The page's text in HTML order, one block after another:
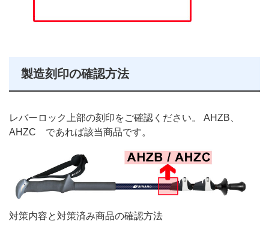
製造刻印の確認方法
レバーロック上部の刻印をご確認ください。 AHZB、
AHZC であれば該当商品です。
対策内容と対策済み商品の確認方法